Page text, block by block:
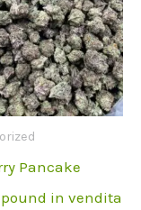
Pancake
in vendita